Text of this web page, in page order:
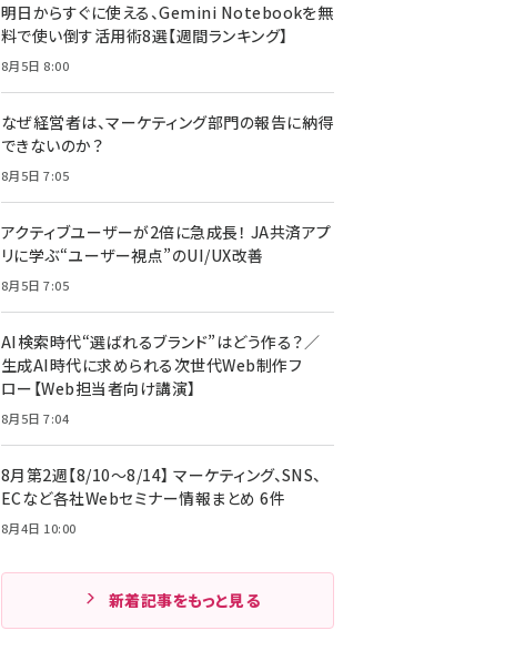
meo (1274)
明日からすぐに使える、Gemini Notebookを無
料で使い倒す活用術8選【週間ランキング】
8月5日 8:00
なぜ経営者は、マーケティング部門の報告に納得
できないのか？
8月5日 7:05
アクティブユーザーが2倍に急成長！ JA共済アプ
リに学ぶ“ユーザー視点”のUI/UX改善
8月5日 7:05
AI検索時代“選ばれるブランド”はどう作る？／
生成AI時代に求められる次世代Web制作フ
ロー【Web担当者向け講演】
8月5日 7:04
8月第2週【8/10～8/14】 マーケティング、SNS、
ECなど各社Webセミナー情報まとめ 6件
8月4日 10:00
新着記事をもっと見る